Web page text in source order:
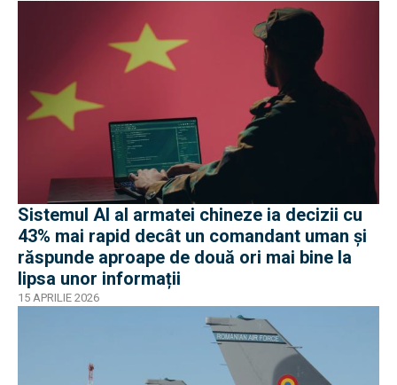
Sistemul AI al armatei chineze ia decizii cu
43% mai rapid decât un comandant uman și
răspunde aproape de două ori mai bine la
lipsa unor informații
15 APRILIE 2026